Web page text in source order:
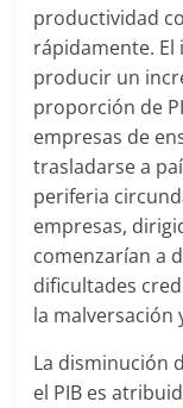
productividad
rápidamente.
producir un
proporción de
empresas de
trasladarse a
periferia
empresas,
comenzarían a
dificultades
la malversación
La disminución
el PIB es